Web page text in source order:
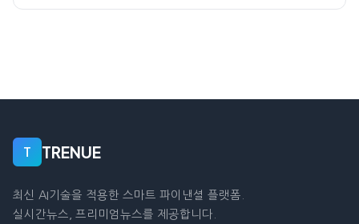
T TRENUE
최신 AI기술을 적용한 스마트 파이낸셜 플랫폼.
실시간뉴스, 프리미엄뉴스를 제공합니다.